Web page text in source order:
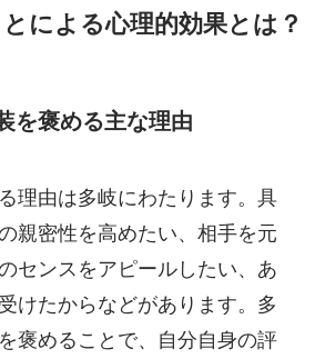
による心理的効果とは？
を褒める主な理由
理由は多岐にわたります。具
親密性を高めたい、相手を元
センスをアピールしたい、あ
けたからなどがあります。多
褒めることで、自分自身の評